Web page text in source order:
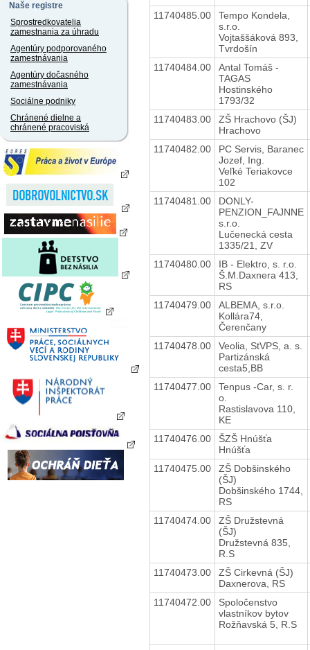
Naše registre
Sprostredkovatelia
zamestnania za úhradu
Agentúry podporovaného
zamestnávania
Agentúry dočasného
zamestnávania
Sociálne podniky
Chránené dielne a
chránené pracoviská
11740485.00
Tempo Kondela,
s.r.o.
Vojtaššáková 893,
Tvrdošín
11740484.00
Antal Tomáš -
TAGAS
Hostinského
1793/32
11740483.00
ZŠ Hrachovo (ŠJ)
Hrachovo
11740482.00
PC Servis, Baranec
Jozef, Ing.
Veľké Teriakovce
102
11740481.00
DONLY-
PENZION_FAJNNE
s.r.o.
Lučenecká cesta
1335/21, ZV
11740480.00
IB - Elektro, s. r.o.
Š.M.Daxnera 413,
RS
11740479.00
ALBEMA, s.r.o.
Kollára74,
Čerenčany
11740478.00
Veolia, StVPS, a. s.
Partizánská
cesta5,BB
11740477.00
Tenpus -Car, s. r.
o.
Rastislavova 110,
KE
11740476.00
ŠZŠ Hnúšťa
Hnúšťa
11740475.00
ZŠ Dobšinského
(ŠJ)
Dobšinského 1744,
RS
11740474.00
ZŠ Družstevná
(ŠJ)
Družstevná 835,
R.S
11740473.00
ZŠ Cirkevná (ŠJ)
Daxnerova, RS
11740472.00
Spoločenstvo
vlastníkov bytov
Rožňavská 5, R.S